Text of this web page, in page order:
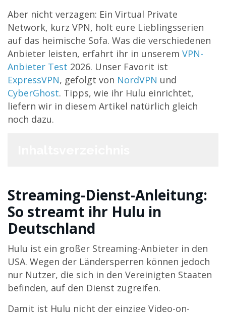
Aber nicht verzagen: Ein Virtual Private
Network, kurz VPN, holt eure Lieblingsserien
auf das heimische Sofa. Was die verschiedenen
Anbieter leisten, erfahrt ihr in unserem VPN-
Anbieter Test 2026. Unser Favorit ist
ExpressVPN, gefolgt von NordVPN und
CyberGhost. Tipps, wie ihr Hulu einrichtet,
liefern wir in diesem Artikel natürlich gleich
noch dazu.
Streaming-Dienst-Anleitung:
So streamt ihr Hulu in
Deutschland
Hulu ist ein großer Streaming-Anbieter in den
USA. Wegen der Ländersperren können jedoch
nur Nutzer, die sich in den Vereinigten Staaten
befinden, auf den Dienst zugreifen.
Damit ist Hulu nicht der einzige Video-on-